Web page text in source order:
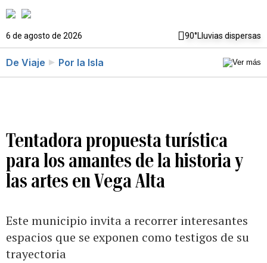
6 de agosto de 2026 90°Lluvias dispersas
De Viaje Por la Isla
Tentadora propuesta turística
para los amantes de la historia y
las artes en Vega Alta
Este municipio invita a recorrer interesantes
espacios que se exponen como testigos de su
trayectoria